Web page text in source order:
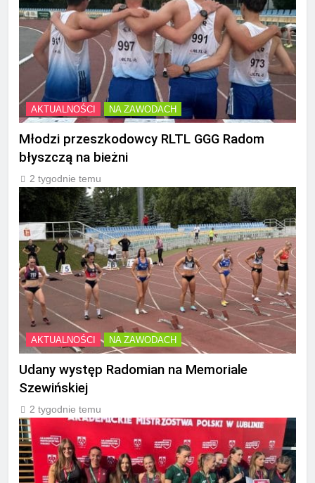
AKTUALNOŚCI NA ZAWODACH
Młodzi przeszkodowcy RLTL GGG Radom
błyszczą na bieżni
2 tygodnie temu
AKTUALNOŚCI NA ZAWODACH
Udany występ Radomian na Memoriale
Szewińskiej
2 tygodnie temu